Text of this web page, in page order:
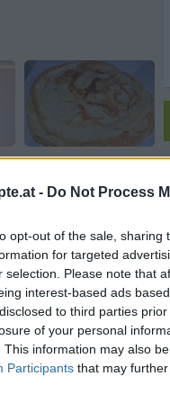
- Do Not Process
opt-out of the sale,
for targeted
selection. Please note that
interest-based ads
to third parties
of your personal
This information may also
Participants that may
13.03.2014
11.03.2014